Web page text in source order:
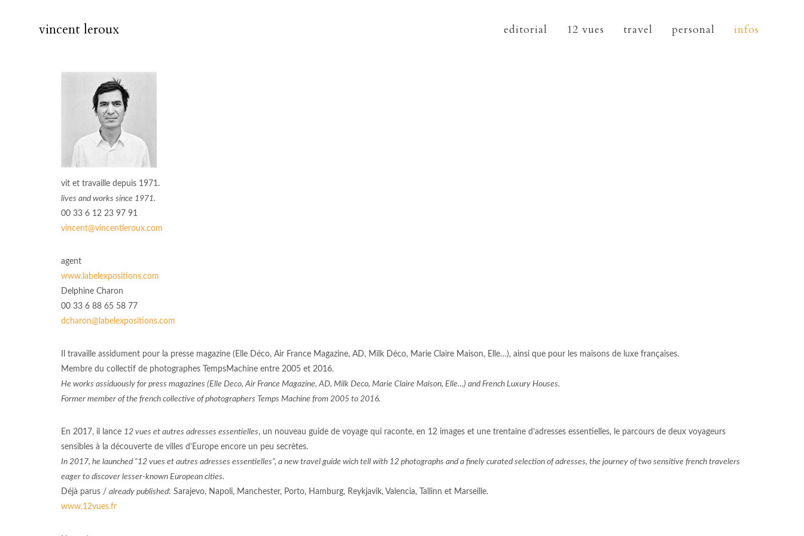
vincent leroux editorial 12 vues travel personal infos
vit et travaille depuis 1971.
lives and works since 1971.
00 33 6 12 23 97 91
vincent@vincentleroux.com
agent
www.labelexpositions.com
Delphine Charon
00 33 6 88 65 58 77
dcharon@labelexpositions.com
Il travaille assidument pour la presse magazine (Elle Déco, Air France Magazine, AD, Milk Déco, Marie Claire Maison, Elle…), ainsi que pour les maisons de luxe françaises.
Membre du collectif de photographes TempsMachine entre 2005 et 2016.
He works assiduously for press magazines (Elle Deco, Air France Magazine, AD, Milk Deco, Marie Claire Maison, Elle…) and French Luxury Houses.
Former member of the french collective of photographers Temps Machine from 2005 to 2016.
En 2017, il lance 12 vues et autres adresses essentielles, un nouveau guide de voyage qui raconte, en 12 images et une trentaine d’adresses essentielles, le parcours de deux voyageurs
sensibles à la découverte de villes d’Europe encore un peu secrètes.
In 2017, he launched "12 vues et autres adresses essentielles", a new travel guide wich tell with 12 photographs and a finely curated selection of adresses, the journey of two sensitive french travelers
eager to discover lesser-known European cities.
Déjà parus / already published: Sarajevo, Napoli, Manchester, Porto, Hamburg, Reykjavik, Valencia, Tallinn et Marseille.
www.12vues.fr